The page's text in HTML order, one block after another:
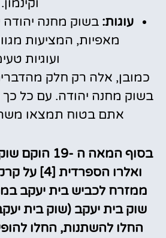
וקינמון.
עוגות: בשוק מחנה יהודה
מאפיות, המציעות
ועוגיות
כמובן, אלה רק חלק
בשוק מחנה יהודה. עם כל
אתם בטוח תמצאו
בסוף המאה ה
ואלרו
ממזרח לכביש בית יעקב
שוק בית יעקב (שוק בית
החלו להשתנות, החלו